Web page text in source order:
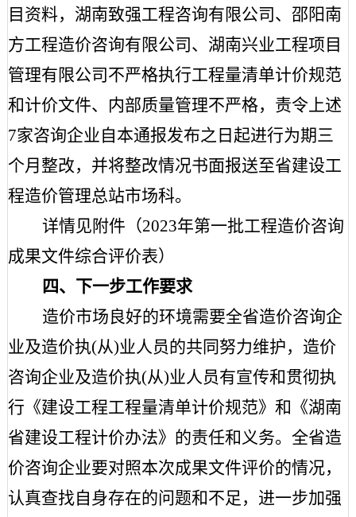
目资料，湖南致强工程咨询有限公司、邵阳南
方工程造价咨询有限公司、湖南兴业工程项目
管理有限公司不严格执行工程量清单计价规范
和计价文件、内部质量管理不严格，责令上述
7家咨询企业自本通报发布之日起进行为期三
个月整改，并将整改情况书面报送至省建设工
程造价管理总站市场科。
详情见附件（2023年第一批工程造价咨询
成果文件综合评价表）
四、下一步工作要求
造价市场良好的环境需要全省造价咨询企
业及造价执(从)业人员的共同努力维护，造价
咨询企业及造价执(从)业人员有宣传和贯彻执
行《建设工程工程量清单计价规范》和《湖南
省建设工程计价办法》的责任和义务。全省造
价咨询企业要对照本次成果文件评价的情况，
认真查找自身存在的问题和不足，进一步加强